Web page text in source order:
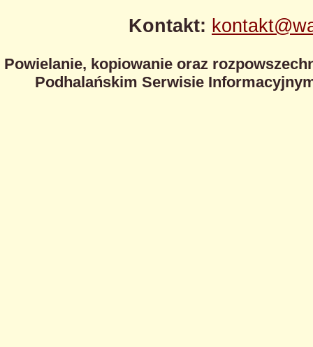
Kontakt:
Powielanie, kopiowanie oraz
Podhalańskim Serwisie